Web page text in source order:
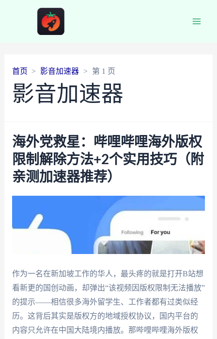
首页 影音加速器 第 1 页
影音加速器
海外党救星：哔哩哔哩海外版权
限制解除方法+2个实用技巧（附
亲测加速器推荐）
作为一名在新加坡工作的华人，最头疼的就是打开B站想
看新更的国创动画，却弹出“该视频因版权限制无法播放”
的提示——相信很多海外留学生、工作者都有过类似经
历。这背后其实是版权方的地域授权协议，国内平台的
内容只允许在中国大陆境内播放。那哔哩哔哩海外版权